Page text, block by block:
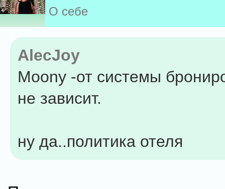
О себе
AlecJoy
Moony -от системы
не зависит.
ну да..политика отеля